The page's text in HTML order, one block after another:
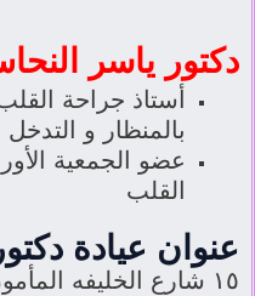
دكتور ياسر
أستاذ جراحة
بالمنظار و
عضو الجمعية
القلب
عنوان عيادة
١٥ شارع الخليفه